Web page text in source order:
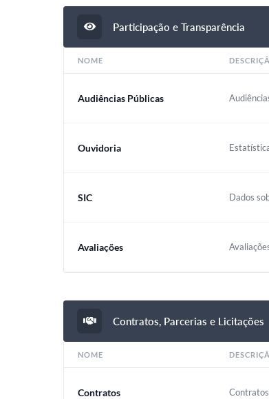
Participação e Transparência
NOME
Audiências Públicas
Ouvidoria
SIC Dados
Avaliações
Contratos, Parcerias e Licitações
NOME
Contratos